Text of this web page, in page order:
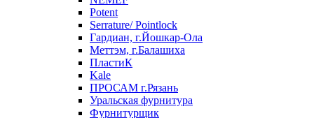
Potent
Serrature/ Pointlock
Гардиан, г.Йошкар-Ола
Меттэм, г.Балашиха
ПластиК
Kale
ПРОСАМ г.Рязань
Уральская фурнитура
Фурнитурщик